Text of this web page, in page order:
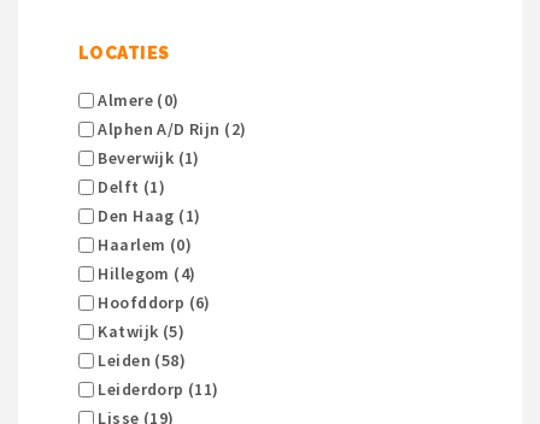
LOCATIES
Almere (0)
Alphen A/d Rijn (2)
Beverwijk (1)
Delft (1)
Den Haag (1)
Haarlem (0)
Hillegom (4)
Hoofddorp (6)
Katwijk (5)
Leiden (58)
Leiderdorp (11)
Lisse (19)